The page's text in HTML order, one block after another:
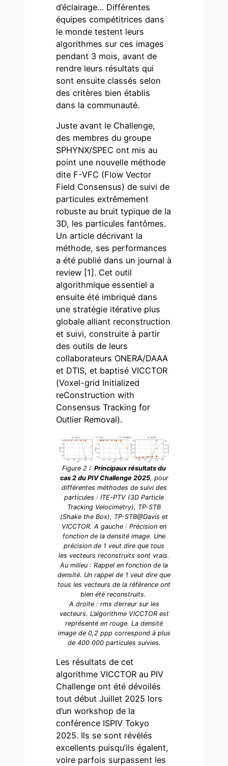
d’éclairage… Différentes
équipes compétitrices dans
le monde testent leurs
algorithmes sur ces images
pendant 3 mois, avant de
rendre leurs résultats qui
sont ensuite classés selon
des critères bien établis
dans la communauté.
Juste avant le Challenge,
des membres du groupe
SPHYNX/SPEC ont mis au
point une nouvelle méthode
dite F-VFC (Flow Vector
Field Consensus) de suivi de
particules extrêmement
robuste au bruit typique de la
3D, les particules fantômes.
Un article décrivant la
méthode, ses performances
a été publié dans un journal à
review [1]. Cet outil
algorithmique essentiel a
ensuite été imbriqué dans
une stratégie itérative plus
globale alliant reconstruction
et suivi, construite à partir
des outils de leurs
collaborateurs ONERA/DAAA
et DTIS, et baptisé VICCTOR
(Voxel-grid Initialized
reConstruction with
Consensus Tracking for
Outlier Removal).
Figure 2 : Principaux résultats du
cas 2 du PIV Challenge 2025, pour
différentes méthodes de suivi des
particules : ITE-PTV (3D Particle
Tracking Velocimetry), TP-STB
(Shake the Box), TP-STB@Davis et
VICCTOR. A gauche : Précision en
fonction de la densité image. Une
précision de 1 veut dire que tous
les vecteurs reconstruits sont vrais.
Au milieu : Rappel en fonction de la
densité. Un rappel de 1 veut dire que
tous les vecteurs de la référence ont
bien été reconstruits.
A droite : rms d’erreur sur les
vecteurs. L’algorithme VICCTOR est
représenté en rouge. La densité
image de 0,2 ppp correspond à plus
de 400 000 particules suivies.
Les résultats de cet
algorithme VICCTOR au PIV
Challenge ont été dévoilés
tout début Juillet 2025 lors
d’un workshop de la
conférence ISPIV Tokyo
2025. Ils se sont révélés
excellents puisqu’ils égalent,
voire parfois surpassent les